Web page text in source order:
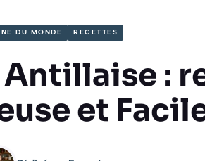
DU MONDE RECETTES
Antillaise :
et